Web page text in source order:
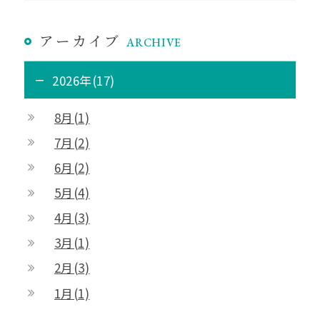
アーカイブ ARCHIVE
2026年(17)
8月(1)
7月(2)
6月(2)
5月(4)
4月(3)
3月(1)
2月(3)
1月(1)